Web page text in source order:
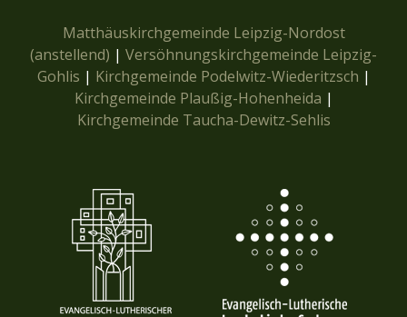
Matthäuskirchgemeinde Leipzig-Nordost
(anstellend) | Versöhnungskirchgemeinde Leipzig-
Gohlis | Kirchgemeinde Podelwitz-Wiederitzsch |
Kirchgemeinde Plaußig-Hohenheida |
Kirchgemeinde Taucha-Dewitz-Sehlis